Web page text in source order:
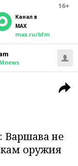
16+
Канал в
MAX
max.ru/bfm
не
оружия